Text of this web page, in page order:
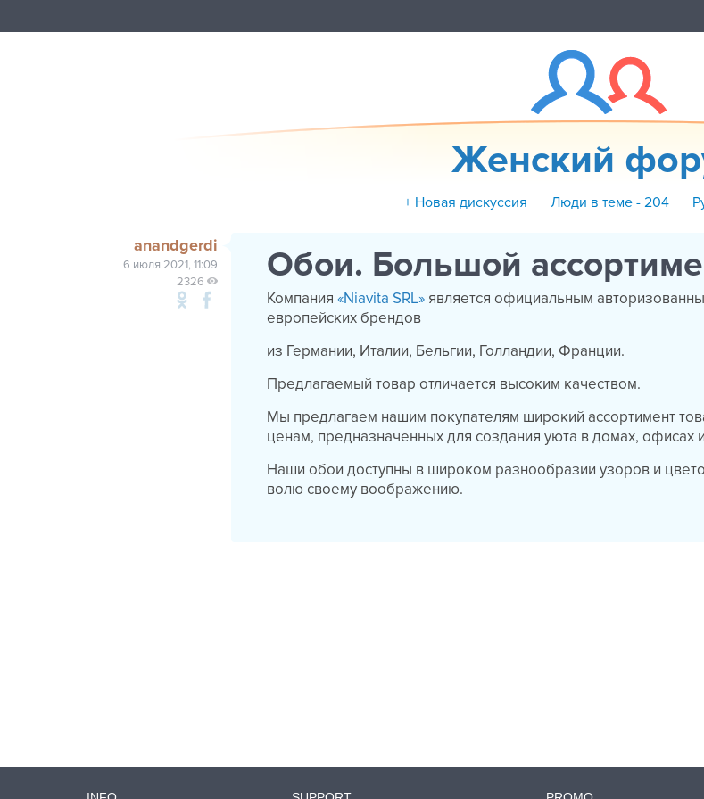
Женский
+ Новая дискуссия Люди в теме - 204
anandgerdi
6 июля 2021, 11:09
2326
Обои. Большой
Компания«Niavita SRL» является официальным
европейских брендов
из Германии, Италии, Бельгии, Голландии, Франции.
Предлагаемый товар отличается высоким качеством.
Мы предлагаем нашим покупателям широкий ассортимент
ценам, предназначенных для создания уюта в домах, офисах
Наши обои доступны в широком разнообразии узоров и
волю своему воображению.